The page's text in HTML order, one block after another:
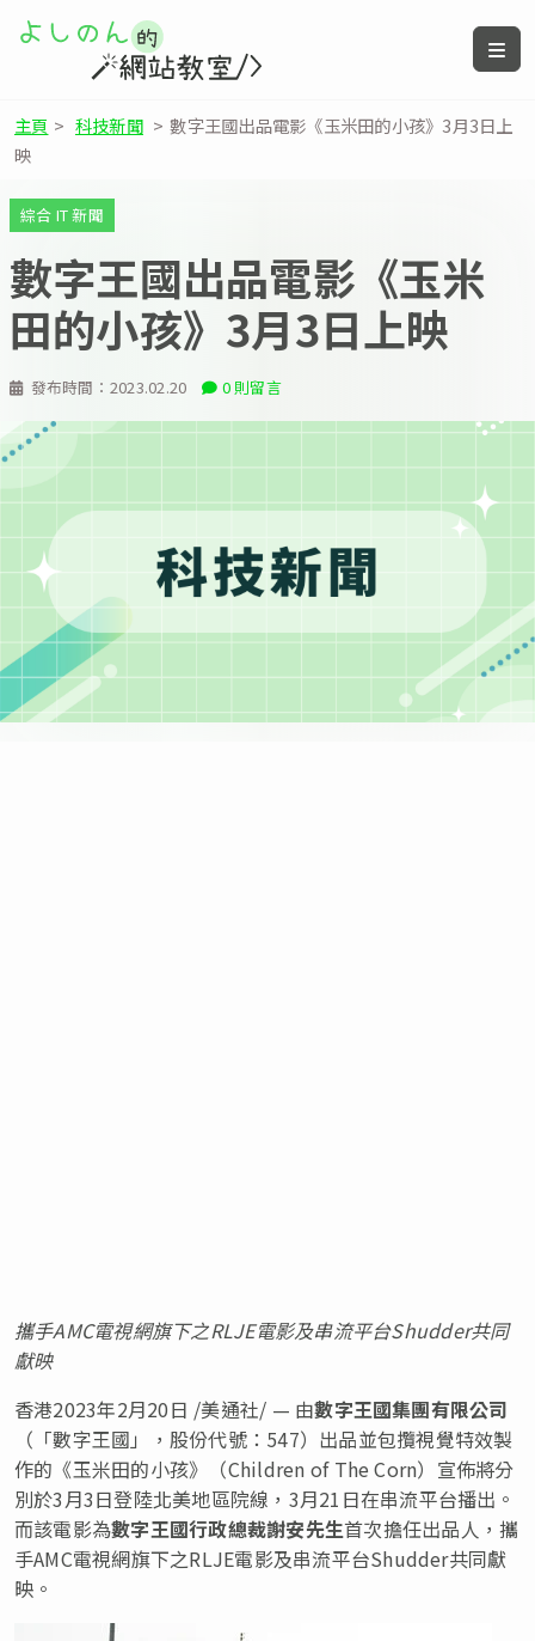
主頁 > 科技新聞 > 數字王國出品電影《玉米田的小孩》3月3日上
映
發布時間： 2023.02.20 0 則留言
綜合 IT 新聞
數字王國出品電影《玉米
田的小孩》3月3日上映
攜手AMC電視網旗下之RLJE電影及串流平台Shudder共同
獻映
香港2023年2月20日 /美通社/ — 由數字王國集團有限公司
（「數字王國」，股份代號：547）出品並包攬視覺特效製
作的《玉米田的小孩》（Children of The Corn）宣佈將分
別於3月3日登陸北美地區院線，3月21日在串流平台播出。
而該電影為數字王國行政總裁謝安先生首次擔任出品人，攜
手AMC電視網旗下之RLJE電影及串流平台Shudder共同獻
映。